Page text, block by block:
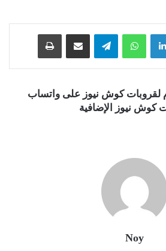
لينكدإن واتساب تيلقرام
لقروبات كوش نيوز على واتساب
كوش نيوز الإضافية
Noy